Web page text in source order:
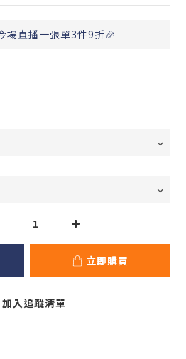
場直播一張單3件9折🎉
立即購買
加入追蹤清單